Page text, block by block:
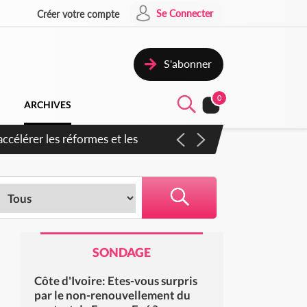
Créer votre compte Se Connecter
S'abonner
ARCHIVES
0
inspirer pour accélérer le
SONDAGE
Côte d'Ivoire: Etes-vous surpris
par le non-renouvellement du